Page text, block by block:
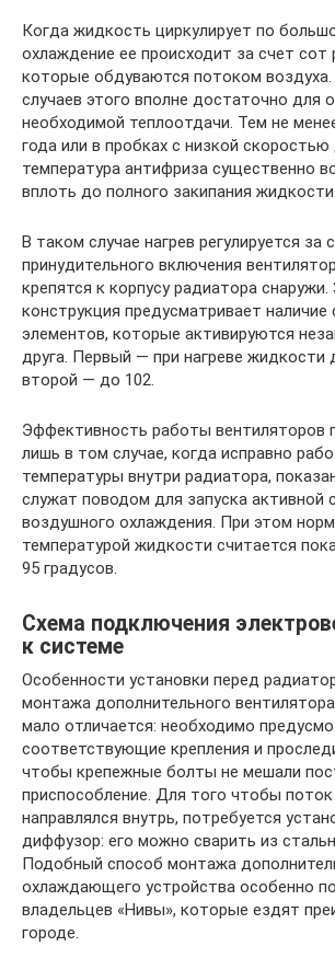
Когда жидкость циркулирует по
охлаждение ее происходит за счет сот
которые обдуваются потоком
случаев этого вполне достаточно для
необходимой теплоотдачи. Тем не
года или в пробках с низкой
температура антифриза существенно
вплоть до полного закипания жидкости.
В таком случае нагрев регулируется за
принудительного включения
крепятся к корпусу радиатора снаружи.
конструкция предусматривает наличие
элементов, которые активируются
друга. Первый — при нагреве жидкости
второй — до 102.
Эффективность работы вентиляторов
лишь в том случае, когда исправно
температуры внутри радиатора,
служат поводом для запуска активной
воздушного охлаждения. При этом
температурой жидкости считается
95 градусов.
Схема подключения
к системе
Особенности установки перед
монтажа дополнительного
мало отличается: необходимо
соответствующие крепления и
чтобы крепежные болты не мешали
приспособление. Для того чтобы поток
направлялся внутрь, потребуется
диффузор: его можно сварить из
Подобный способ монтажа
охлаждающего устройства особенно
владельцев «Нивы», которые ездят
городе.